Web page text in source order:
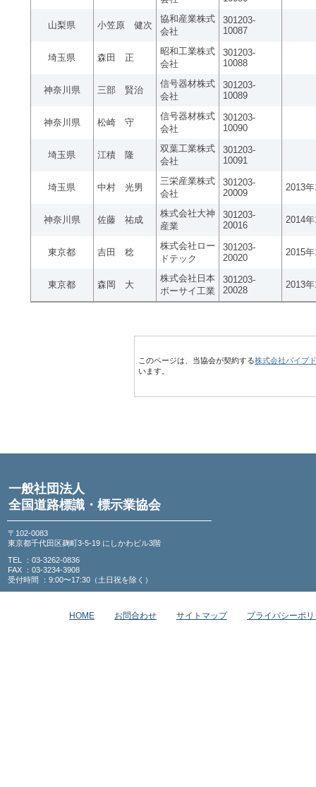
山梨県 小笠原 健次
協和産業株式
会社
301203-
10087
埼玉県 森田 正
昭和工業株式
会社
301203-
10088
神奈川県 三部 賢治
信号器材株式
会社
301203-
10089
神奈川県 松崎 守
信号器材株式
会社
301203-
10090
埼玉県 江積 隆
双葉工業株式
会社
301203-
10091
埼玉県 中村 光男
三栄産業株式
会社
301203-
20009
2013
神奈川県 佐藤 祐成
株式会社大神
産業
301203-
20016
2014
東京都 吉田 稔
株式会社ロー
ドテック
301203-
20020
2015
東京都 森岡 大
株式会社日本
ボーサイ工業
301203-
20028
2013
このページは、当協会が契約する株式会社パイプ
います。
一般社団法人
全国道路標識・標示業協会
〒102-0083
東京都千代田区麹町3-5-19 にしかわビル3階
TEL ：03-3262-0836
FAX ：03-3234-3908
受付時間 ：9:00〜17:30（土日祝を除く）
HOME お問合わせ サイトマップ プライバシーポ